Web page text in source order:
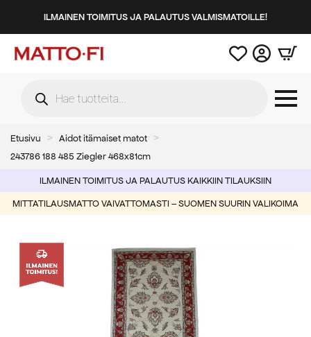
ILMAINEN TOIMITUS JA PALAUTUS VALMISMATOILLE!
search
Etusivu
Aidot itämaiset matot
243786 188 485 Ziegler 468x81cm
ILMAINEN TOIMITUS JA PALAUTUS KAIKKIIN TILAUKSIIN
MITTATILAUSMATTO VAIVATTOMASTI – SUOMEN SUURIN VALIKOIMA
-11%